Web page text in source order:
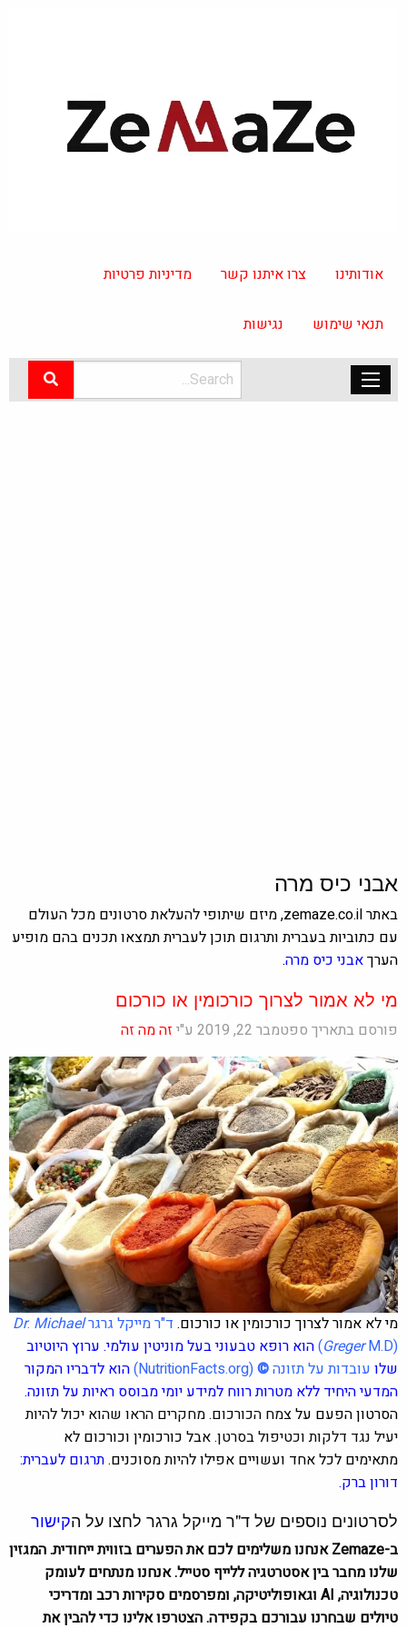
אודותינו צרו איתנו קשר מדיניות פרטיות
תנאי שימוש נגישות
אבני כיס מרה
באתר zemaze.co.il, מיזם שיתופי להעלאת סרטונים מכל העולם
עם כתוביות בעברית ותרגום תוכן לעברית תמצאו תכנים בהם מופיע
הערךאבני כיס מרה.
מי לא אמור לצרוך כורכומין או כורכום
פורסם בתאריך ספטמבר 22, 2019 ע"י זה מה זה
מי לא אמור לצרוך כורכומין או כורכום.ד"ר מייקל גרגר Dr.Michael
GregerM.D)
( הוא רופא טבעוני בעל מוניטין עולמי. ערוץ היוטיוב
שלועובדות על תזונה©
(
NutritionFacts.org
)הוא לדבריו המקור
המדעי היחיד ללא מטרות רווח למידע יומי מבוסס ראיות על תזונה.
הסרטון הפעם עלצמח הכורכום. מחקרים הראו שהוא יכול להיות
יעיל נגד דלקות וכטיפול בסרטן.אבל כורכומין וכורכום לא
מתאימים לכל אחד ועשויים אפילו להיות מסוכנים.תרגום לעברית:
דורון ברק.
לסרטונים נוספים של ד"ר מייקל גרגר לחצו על ה קישור
ב-Zemaze אנחנו משלימים לכם את הפערים בזווית ייחודית. המגזין
שלנו מחבר בין אסטרטגיה ללייף סטייל. אנחנו מנתחים לעומק
טכנולוגיה, AI וגאופוליטיקה, ומפרסמים סקירות רכב ומדריכי
טיולים שבחרנו עבורכם בקפידה. הצטרפו אלינו כדי להבין את